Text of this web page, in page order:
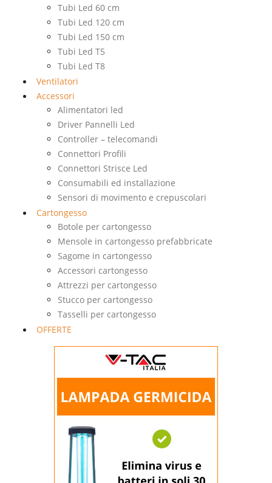
Tubi Led 60 cm
Tubi Led 120 cm
Tubi Led 150 cm
Tubi Led T5
Tubi Led T8
Ventilatori
Accessori
Alimentatori led
Driver Pannelli Led
Controller – telecomandi
Connettori Profili
Connettori Strisce Led
Consumabili ed installazione
Sensori di movimento e crepuscolari
Cartongesso
Botole per cartongesso
Mensole in cartongesso prefabbricate
Sagome in cartongesso
Accessori cartongesso
Attrezzi per cartongesso
Stucco per cartongesso
Tasselli per cartongesso
OFFERTE